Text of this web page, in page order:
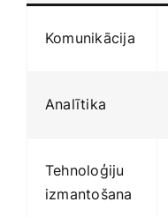
Komunikācija
Analītika
Tehnoloģiju
izmantošana